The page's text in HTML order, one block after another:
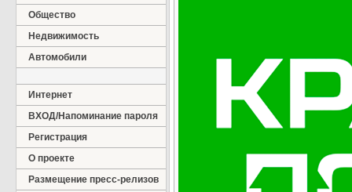
Общество
Недвижимость
Автомобили
Интернет
ВХОД/Напоминание пароля
Регистрация
О проекте
Размещение пресс-релизов